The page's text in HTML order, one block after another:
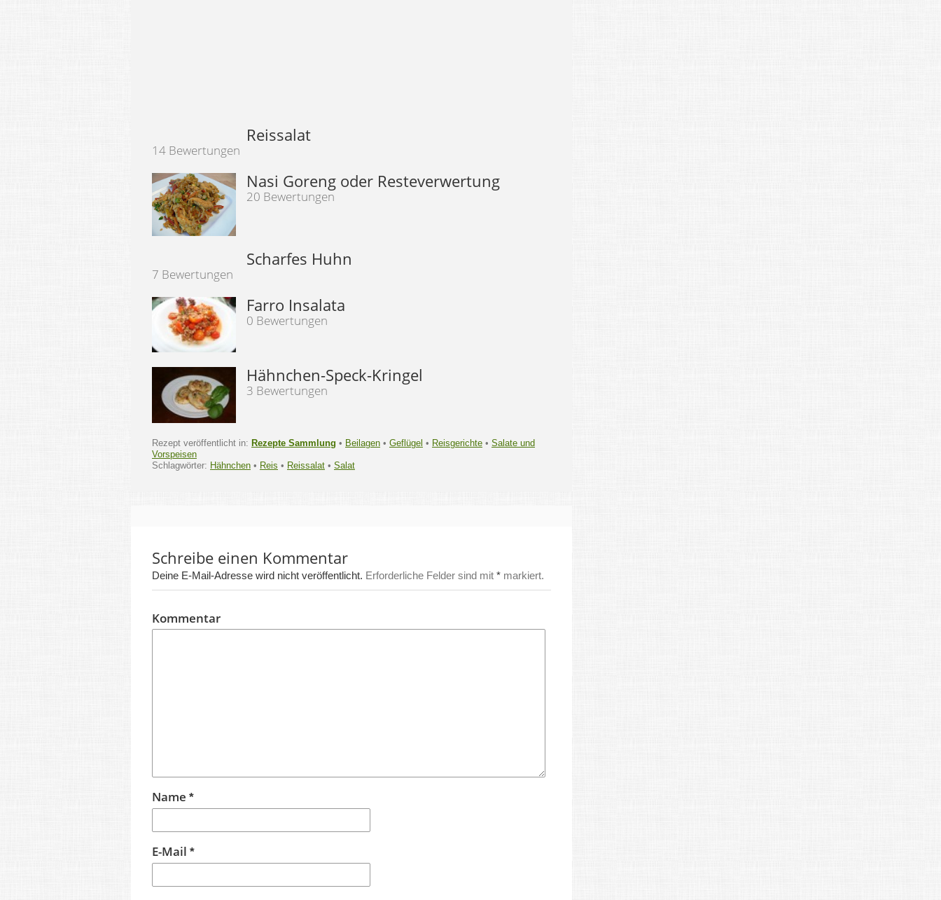
Reissalat
14 Bewertungen
Nasi Goreng oder Resteverwertung
20 Bewertungen
Scharfes Huhn
7 Bewertungen
Farro Insalata
0 Bewertungen
Hähnchen-Speck-Kringel
3 Bewertungen
Rezept veröffentlicht in: Rezepte Sammlung • Beilagen • Geflügel • Reisgerichte • Salate und
Vorspeisen
Schlagwörter: Hähnchen • Reis • Reissalat • Salat
Schreibe einen Kommentar
Deine E-Mail-Adresse wird nicht veröffentlicht. Erforderliche Felder sind mit * markiert.
Kommentar
Name *
E-Mail *